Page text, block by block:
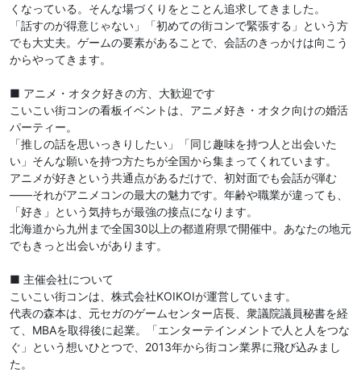
くなっている。そんな場づくりをとことん追求してきました。
「話すのが得意じゃない」「初めての街コンで緊張する」という方
でも大丈夫。ゲームの要素があることで、会話のきっかけは向こう
からやってきます。
■ アニメ・オタク好きの方、大歓迎です
こいこい街コンの看板イベントは、アニメ好き・オタク向けの婚活
パーティー。
「推しの話を思いっきりしたい」「同じ趣味を持つ人と出会いた
い」そんな願いを持つ方たちが全国から集まってくれています。
アニメが好きという共通点があるだけで、初対面でも会話が弾む
——それがアニメコンの最大の魅力です。年齢や職業が違っても、
「好き」という気持ちが最強の接点になります。
北海道から九州まで全国30以上の都道府県で開催中。あなたの地元
でもきっと出会いがあります。
■ 主催会社について
こいこい街コンは、株式会社KOIKOIが運営しています。
代表の森本は、元セガのゲームセンター店長、衆議院議員秘書を経
て、MBAを取得後に起業。「エンターテインメントで人と人をつな
ぐ」という想いひとつで、2013年から街コン業界に飛び込みまし
た。